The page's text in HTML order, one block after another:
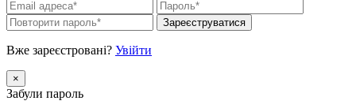
Зареєструватися
Вже зареєстровані? Увійти
×
Забули пароль